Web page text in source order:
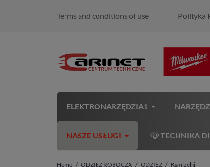
Terms and conditions of use Polityka
ELEKTRONARZĘDZIA1
NASZE USŁUGI TECHNIKA
Home ODZIEŻ ROBOCZA ODZIEŻ Kamizelki